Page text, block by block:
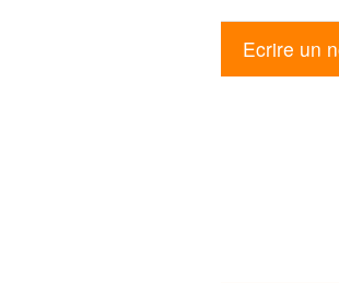
Ecrire un